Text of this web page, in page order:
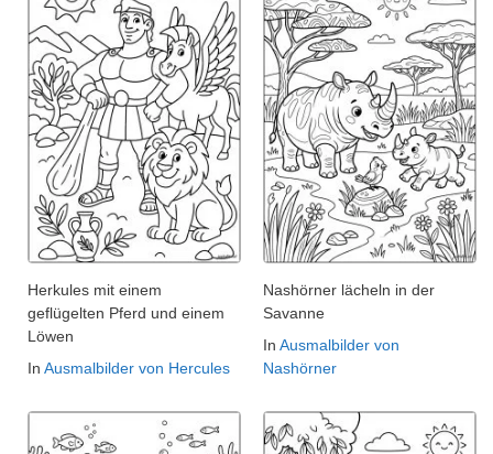
Herkules mit einem
geflügelten Pferd und einem
Löwen
In Ausmalbilder von Hercules
Nashörner lächeln in der
Savanne
In Ausmalbilder von
Nashörner